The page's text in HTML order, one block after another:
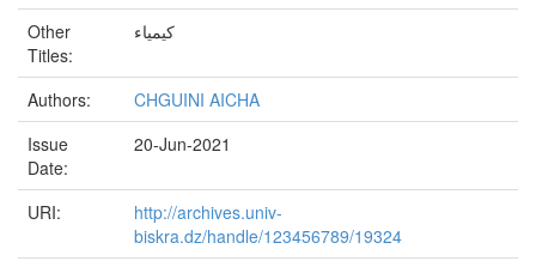
Other
Titles:
كيمياء
Authors:
CHGUINI AICHA
Issue
Date:
20-Jun-2021
URI:
http://archives.univ-
biskra.dz/handle/123456789/19324